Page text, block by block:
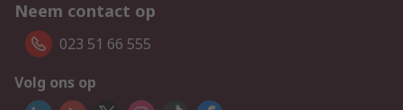
Neem contact op
023 51 66 555
Volg ons op